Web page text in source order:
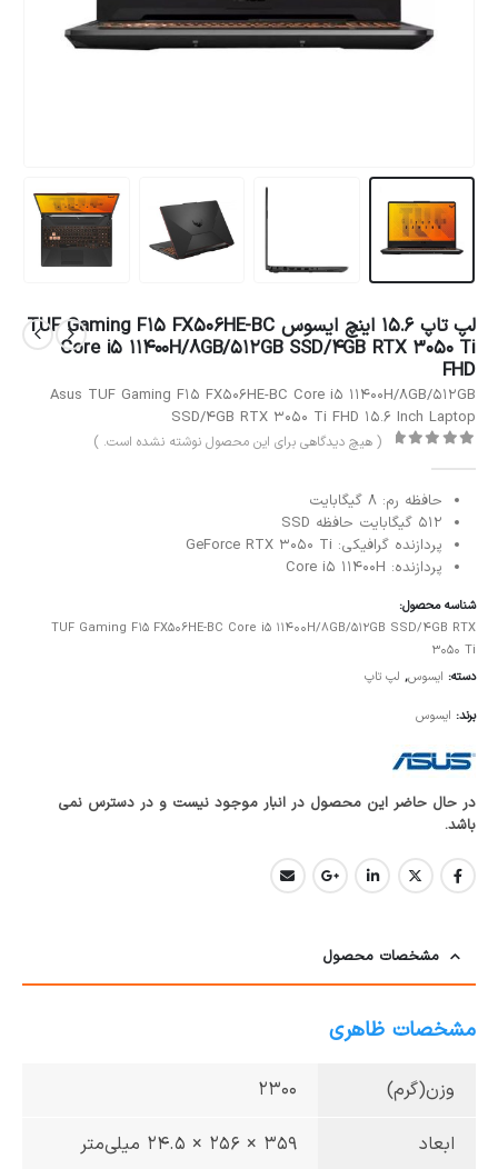
لپ تاپ 15.6 اینچ ایسوس TUF Gaming F15 FX506HE-BC
Core i5 11400H/8GB/512GB SSD/4GB RTX 3050 Ti
FHD
Asus TUF Gaming F15 FX506HE-BC Core i5 11400H/8GB/512GB
SSD/4GB RTX 3050 Ti FHD 15.6 Inch Laptop
( هیچ دیدگاهی برای این محصول نوشته نشده است. )
حافظه رم: 8 گیگابایت
512 گیگابایت حافظه SSD
پردازنده گرافیکی: GeForce RTX 3050 Ti
پردازنده: Core i5 11400H
شناسه محصول:
TUF Gaming F15 FX506HE-BC Core i5 11400H/8GB/512GB SSD/4GB RTX
3050 Ti
دسته: ایسوس, لپ تاپ
برند: ایسوس
در حال حاضر این محصول در انبار موجود نیست و در دسترس نمی
باشد.
مشخصات محصول
مشخصات ظاهری
وزن(گرم) 2300
ابعاد 359 × 256 × 24.5 میلی‌متر